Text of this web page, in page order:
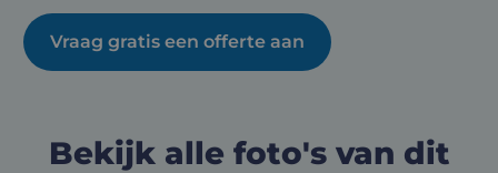
Vraag gratis een offerte aan
Bekijk alle foto's van dit